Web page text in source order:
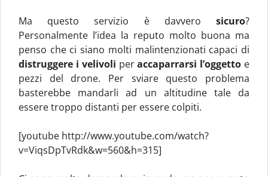
Ma questo servizio è davvero sicuro?
Personalmente l’idea la reputo molto buona ma
penso che ci siano molti malintenzionati capaci di
distruggere i velivoli peraccaparrarsi l’oggetto e
pezzi del drone. Per sviare questo problema
basterebbe mandarli ad un altitudine tale da
essere troppo distanti per essere colpiti.
[youtube http://www.youtube.com/watch?
v=ViqsDpTvRdk&w=560&h=315]